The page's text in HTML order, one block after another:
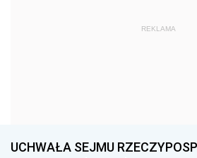
1968
1954 1953
REKLAMA
UCHWAŁA SEJMU